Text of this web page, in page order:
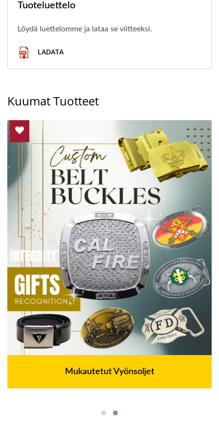
Tuoteluettelo
Löydä luettelomme ja lataa se viitteeksi.
LADATA
Kuumat Tuotteet
Mukautetut Vyönsoljet